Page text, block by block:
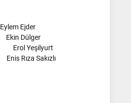
Eylem Ejder
Ekin Dülger
Erol Yeşilyurt
Enis Rıza Sakızlı